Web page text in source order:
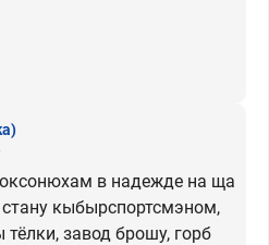
в надежде на ща
кыбырспортсмэном,
завод брошу, горб